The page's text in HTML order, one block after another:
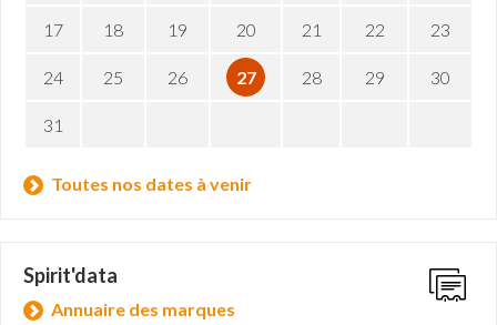
17 18 19 20 21 22 23
24 25 26 27 28 29 30
31
Toutes nos dates à venir
Spirit'data
Annuaire des marques